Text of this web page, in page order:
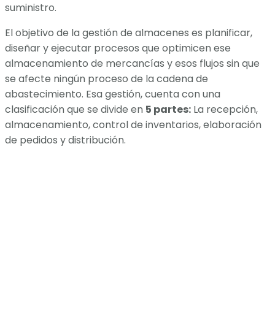
suministro.
El objetivo de la gestión de almacenes es planificar,
diseñar y ejecutar procesos que optimicen ese
almacenamiento de mercancías y esos flujos sin que
se afecte ningún proceso de la cadena de
abastecimiento. Esa gestión, cuenta con una
clasificación que se divide en 5 partes: La recepción,
almacenamiento, control de inventarios, elaboración
de pedidos y distribución.